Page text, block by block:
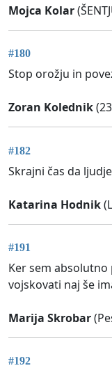
Mojca Kolar
#180
Stop orožju in
Zoran Kolednik
#182
Skrajni čas da
Katarina Hodnik
#191
Ker sem
vojskovati naj še
Marija Skrobar
#192